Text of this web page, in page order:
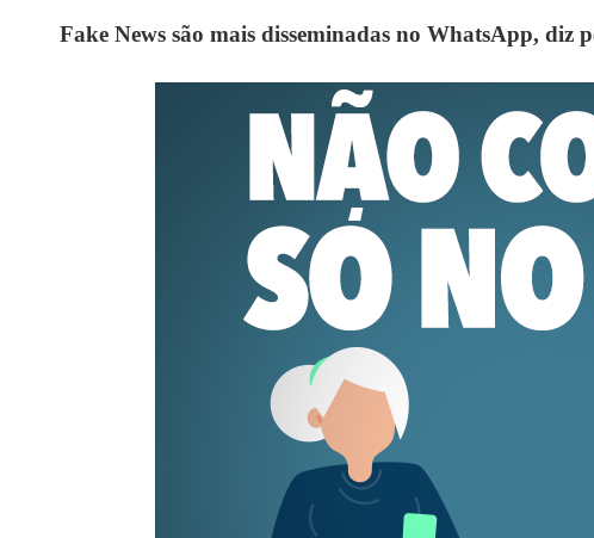
Fake News são mais disseminadas no WhatsApp, diz